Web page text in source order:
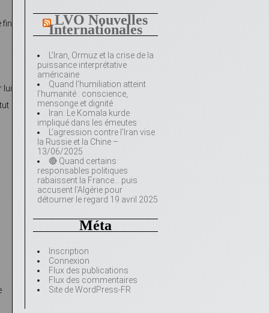
LVO Nouvelles
Internationales
L’Iran, Ormuz et la crise de la
puissance interprétative
américaine
Quand l’humiliation atteint
l’humanité : conscience,
mensonge et dignité
Iran: Le Komala kurde
impliqué dans les émeutes
L’agression contre l’Iran vise
la Russie et la Chine –
13/06/2025
🔴 Quand certains
responsables politiques
rabaissent la France… puis
accusent l’Algérie pour
détourner le regard 19 avril 2025
Méta
Inscription
Connexion
Flux des publications
Flux des commentaires
Site de WordPress-FR
fin
lui